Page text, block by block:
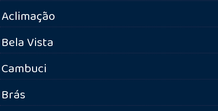
Aclimação
Bela Vista
Cambuci
Brás